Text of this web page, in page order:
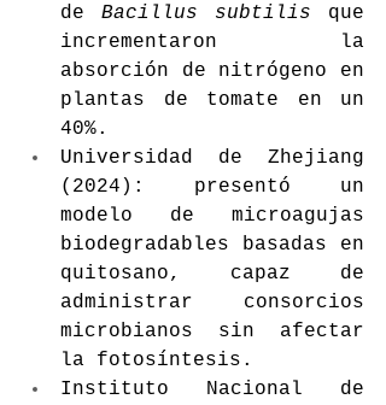
de Bacillus subtilis que
incrementaron la
absorción de nitrógeno en
plantas de tomate en un
40%.
Universidad de Zhejiang
(2024): presentó un
modelo de microagujas
biodegradables basadas en
quitosano, capaz de
administrar consorcios
microbianos sin afectar
la fotosíntesis.
Instituto Nacional de